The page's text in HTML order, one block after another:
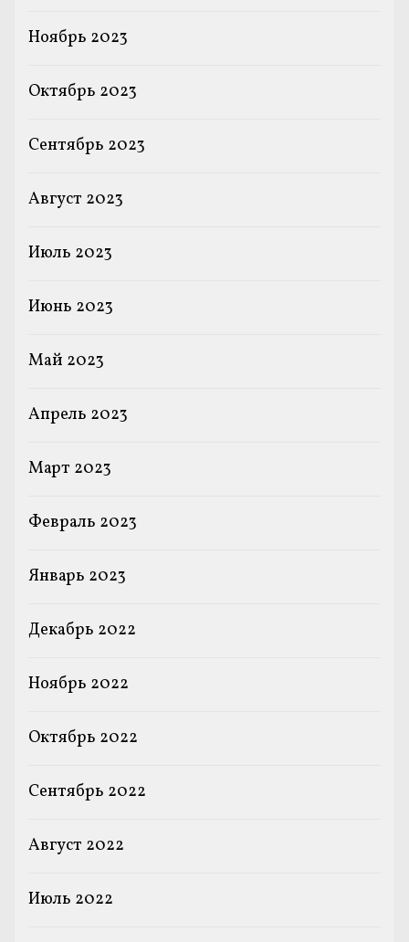
Ноябрь 2023
Октябрь 2023
Сентябрь 2023
Август 2023
Июль 2023
Июнь 2023
Май 2023
Апрель 2023
Март 2023
Февраль 2023
Январь 2023
Декабрь 2022
Ноябрь 2022
Октябрь 2022
Сентябрь 2022
Август 2022
Июль 2022